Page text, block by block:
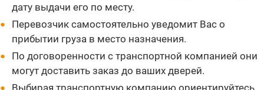
дату выдачи его по месту.
Перевозчик самостоятельно уведомит Вас о
прибытии груза в место назначения.
По договоренности с транспортной компанией они
могут доставить заказ до ваших дверей.
Выбирая транспортную компанию ориентируйтесь